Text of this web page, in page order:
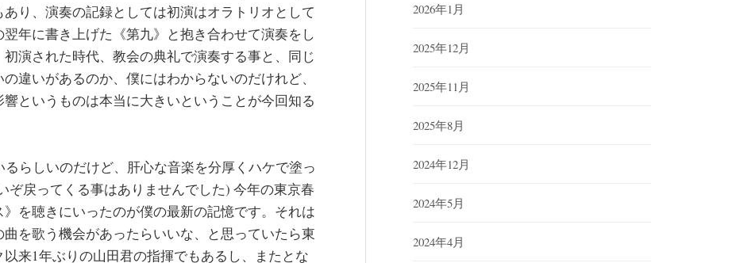
り、演奏の記録としては初演はオラトリオとして
年に書き上げた《第九》と抱き合わせて演奏をし
演された時代、教会の典礼で演奏する事と、同じ
違いがあるのか、僕にはわからないのだけれど、
というものは本当に大きいということが今回知る
らしいのだけど、肝心な音楽を分厚くハケで塗っ
ぞ戻ってくる事はありませんでした) 今年の東京春
を聴きにいったのが僕の最新の記憶です。それは
を歌う機会があったらいいな、と思っていたら東
来1年ぶりの山田君の指揮でもあるし、またとな
2026年1月
2025年12月
2025年11月
2025年8月
2024年12月
2024年5月
2024年4月